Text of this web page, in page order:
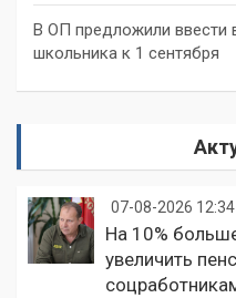
В ОП предложили ввести
школьника к 1 сентября
07-08-2026 12:34
На 10%
увеличить